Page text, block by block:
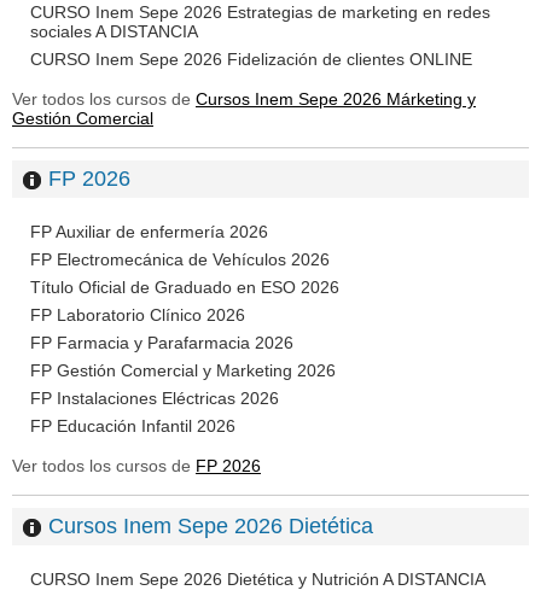
CURSO Inem Sepe 2026 Estrategias de marketing en redes
sociales A DISTANCIA
CURSO Inem Sepe 2026 Fidelización de clientes ONLINE
Ver todos los cursos de Cursos Inem Sepe 2026 Márketing y
Gestión Comercial
FP 2026
FP Auxiliar de enfermería 2026
FP Electromecánica de Vehículos 2026
Título Oficial de Graduado en ESO 2026
FP Laboratorio Clínico 2026
FP Farmacia y Parafarmacia 2026
FP Gestión Comercial y Marketing 2026
FP Instalaciones Eléctricas 2026
FP Educación Infantil 2026
Ver todos los cursos de FP 2026
Cursos Inem Sepe 2026 Dietética
CURSO Inem Sepe 2026 Dietética y Nutrición A DISTANCIA